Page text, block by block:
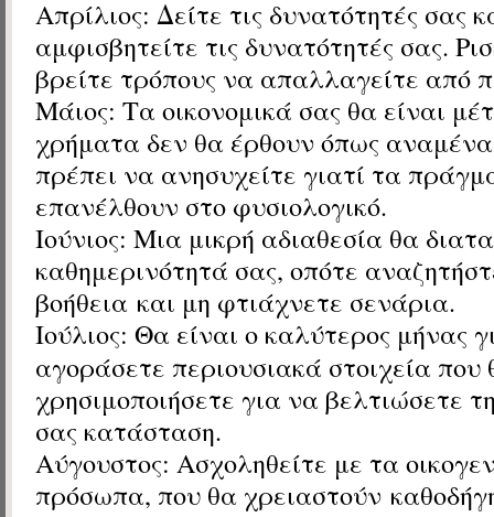
Απρίλιος: Δείτε τις δυνατότητές σας
αμφισβητείτε τις δυνατότητές σας.
βρείτε τρόπους να απαλλαγείτε από
Μάιος: Τα οικονομικά σας θα είναι
χρήματα δεν θα έρθουν όπως
πρέπει να ανησυχείτε γιατί τα
επανέλθουν στο φυσιολογικό.
Ιούνιος: Μια μικρή αδιαθεσία θα
καθημερινότητά σας, οπότε
βοήθεια και μη φτιάχνετε σενάρια.
Ιούλιος: Θα είναι ο καλύτερος μήνας
αγοράσετε περιουσιακά στοιχεία που
χρησιμοποιήσετε για να βελτιώσετε
σας κατάσταση.
Αύγουστος: Ασχοληθείτε με τα
πρόσωπα, που θα χρειαστούν